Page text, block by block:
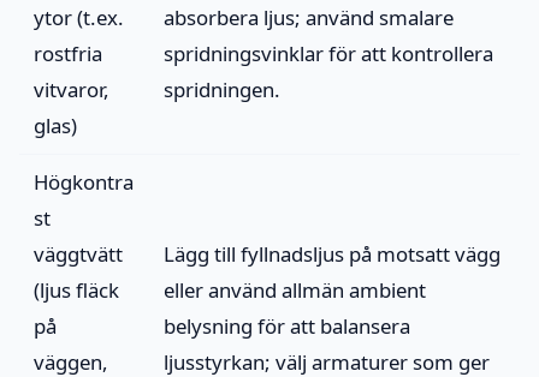
ytor (t.ex.
rostfria
vitvaror,
glas)
absorbera ljus; använd smalare
spridningsvinklar för att kontrollera
spridningen.
Högkontra
st
väggtvätt
(ljus fläck
på
väggen,
Lägg till fyllnadsljus på motsatt vägg
eller använd allmän ambient
belysning för att balansera
ljusstyrkan; välj armaturer som ger